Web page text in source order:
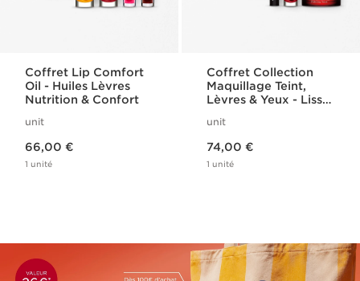
Coffret Lip Comfort
Oil - Huiles Lèvres
Nutrition & Confort
unit
66,00 €
1 unité
Coffret Collection
Maquillage Teint,
Lèvres & Yeux - Lisse
Comblante
unit
74,00 €
1 unité